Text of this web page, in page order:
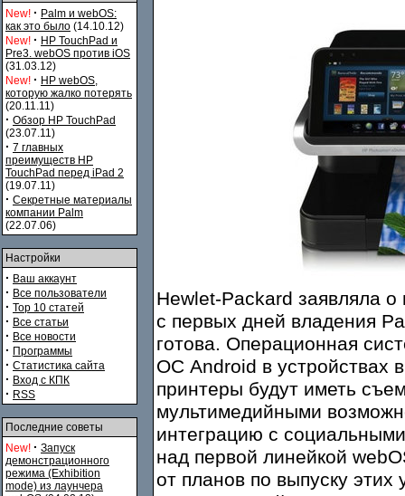
New! · Palm и webOS:
как это было (14.10.12)
New! · HP TouchPad и
Pre3. webOS против iOS
(31.03.12)
New! · HP webOS,
которую жалко потерять
(20.11.11)
· Обзор HP TouchPad
(23.07.11)
· 7 главных
преимуществ HP
TouchPad перед iPad 2
(19.07.11)
· Секретные материалы
компании Palm
(22.07.06)
Настройки
· Ваш аккаунт
· Все пользователи
· Top 10 статей
· Все статьи
· Все новости
· Программы
· Статистика сайта
· Вход с КПК
· RSS
Последние советы
New! · Запуск
демонстрационного
режима (Exhibition
mode) из лаунчера
Hewlet-Packard заявляла
с первых дней владения
готова. Операционная
ОС Android в устройствах
принтеры будут иметь
мультимедийными
интеграцию с
над первой линейкой
от планов по выпуску этих